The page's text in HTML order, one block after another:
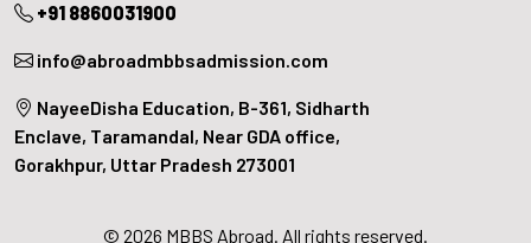
+91 8860031900
info@abroadmbbsadmission.com
NayeeDisha Education, B-361, Sidharth
Enclave, Taramandal, Near GDA office,
Gorakhpur, Uttar Pradesh 273001
© 2026 MBBS Abroad. All rights reserved.